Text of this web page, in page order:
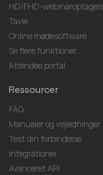
HD/FHD-
Tavle
Online mødesoftware
Se flere funktioner...
Attendee portal
Ressourcer
FAQ
Manualer og vejledninger
Test din forbindelse
Integrationer
Avanceret API